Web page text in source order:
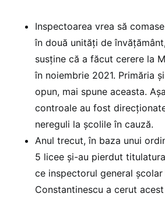
Inspectoarea vrea să
în două unități de
susține că a făcut cerere la
în noiembrie 2021. Primăria
opun, mai spune aceasta.
controale au fost
nereguli la școlile în cauză.
Anul trecut, în baza unui
5 licee și-au pierdut
ce inspectorul general școlar
Constantinescu a cerut